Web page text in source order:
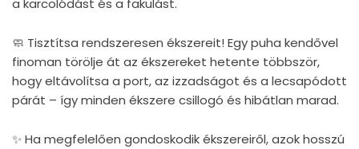
a karcolódást és a fakulást.
🧼 Tisztítsa rendszeresen ékszereit! Egy puha kendővel
finoman törölje át az ékszereket hetente többször,
hogy eltávolítsa a port, az izzadságot és a lecsapódott
párát – így minden ékszere csillogó és hibátlan marad.
✨ Ha megfelelően gondoskodik ékszereiről, azok hosszú